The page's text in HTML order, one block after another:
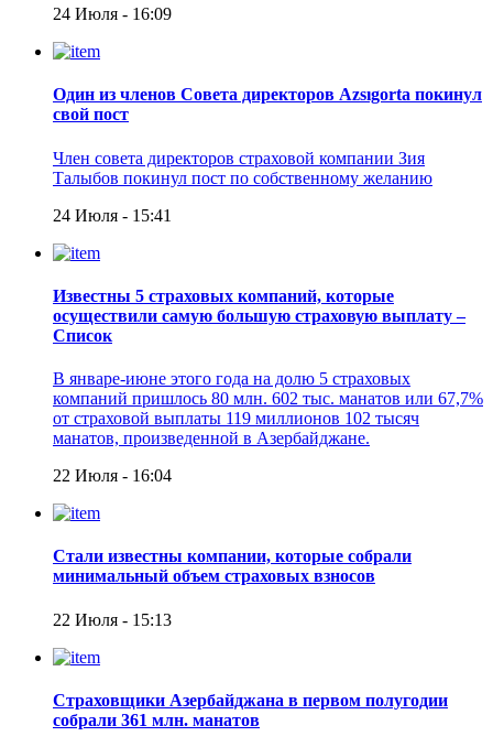
24 Июля - 16:09
Один из членов Совета директоров Azsıgorta покинул
свой пост
Член совета директоров страховой компании Зия
Талыбов покинул пост по собственному желанию
24 Июля - 15:41
Известны 5 страховых компаний, которые
осуществили самую большую страховую выплату –
Список
В январе-июне этого года на долю 5 страховых
компаний пришлось 80 млн. 602 тыс. манатов или 67,7%
от страховой выплаты 119 миллионов 102 тысяч
манатов, произведенной в Азербайджане.
22 Июля - 16:04
Стали известны компании, которые собрали
минимальный объем страховых взносов
22 Июля - 15:13
Страховщики Азербайджана в первом полугодии
собрали 361 млн. манатов